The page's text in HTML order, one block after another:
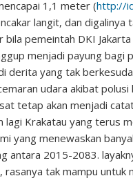
1,1 meter (http://
langit, dan
pemeintah DKI
menjadi payung bagi
derita yang tak
udara akibat
tetap akan menjadi
Krakatau yang terus
yang menewaskan
antara 2015-2083.
rasanya tak mampu